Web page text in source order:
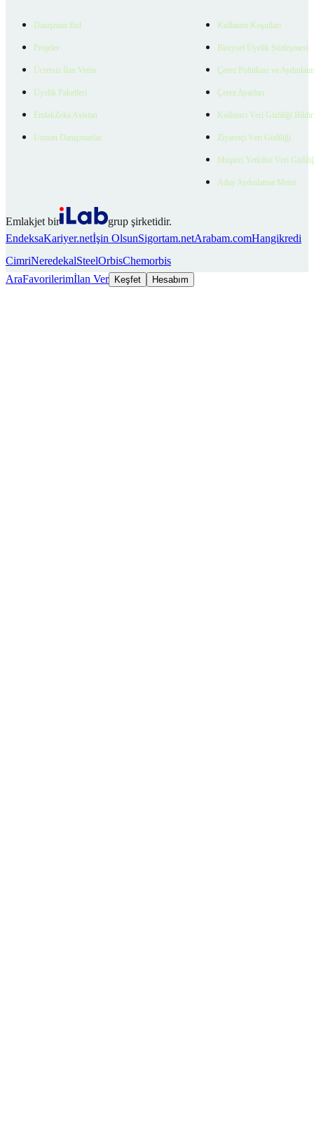
Danışman Bul
Projeler
Ücretsiz İlan Verin
Üyelik Paketleri
EmlakZeka Asistan
Uzman Danışmanlar
Kullanım Koşulları
Bireysel Üyelik Sözleşmesi
Çerez Politikası ve
Çerez Ayarları
Kullanıcı Veri Gizliliği
Ziyaretçi Veri Gizliliği
Müşteri Yetkilisi Veri
Aday Aydınlatma Metni
Emlakjet bir
grup şirketidir.
EndeksaKariyer.netİşin OlsunSigortam.netArabam.comHangikredi
CimriNeredekalSteelOrbisChemorbis
AraFavorilerimİlan Ver Keşfet Hesabım